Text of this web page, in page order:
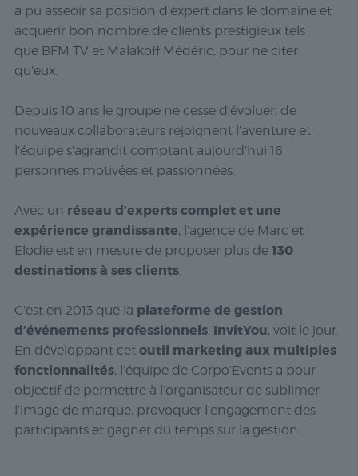
a pu asseoir sa position d’expert dans le domaine et
acquérir bon nombre de clients prestigieux tels
que BFM TV et Malakoff Médéric, pour ne citer
qu’eux.
Depuis 10 ans le groupe ne cesse d’évoluer, de
nouveaux collaborateurs rejoignent l’aventure et
l’équipe s’agrandit comptant aujourd’hui 16
personnes motivées et passionnées.
Avec un réseau d’experts complet et une
expérience grandissante, l’agence de Marc et
Elodie est en mesure de proposer plus de 130
destinations à ses clients.
C’est en 2013 que la plateforme de gestion
d’événements professionnels, InvitYou, voit le jour.
En développant cet outil marketing aux multiples
fonctionnalités, l’équipe de Corpo’Events a pour
objectif de permettre à l’organisateur de sublimer
l’image de marque, provoquer l’engagement des
participants et gagner du temps sur la gestion.